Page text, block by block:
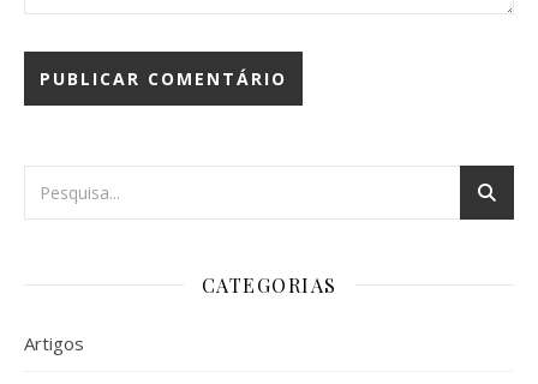
CATEGORIAS
Artigos